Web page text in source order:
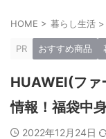
HOME > 暮らし生活 >
PR おすすめ商品
HUAWEI(フ
情報！福袋中
2022年12月24日